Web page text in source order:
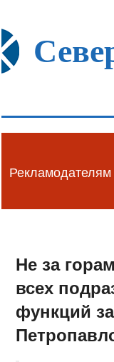
Рекламодателям
Не за
всех
функций